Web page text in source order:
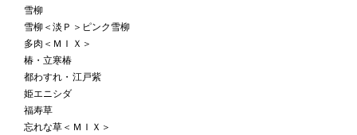
雪柳
雪柳＜淡Ｐ＞ピンク雪柳
多肉＜ＭＩＸ＞
椿・立寒椿
都わすれ・江戸紫
姫エニシダ
福寿草
忘れな草＜ＭＩＸ＞